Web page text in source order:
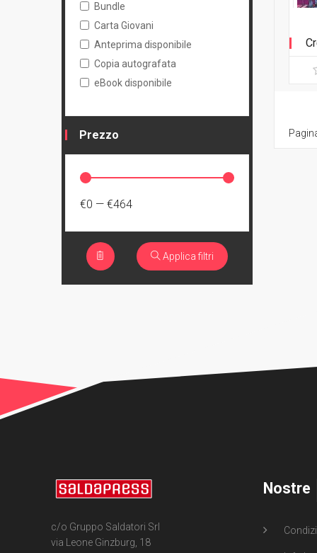
Bundle
Carta Giovani
Anteprima disponibile
Copia autografata
eBook disponibile
Prezzo
€0 — €464
Applica filtri
c/o Gruppo Saldatori Srl
via Leone Ginzburg, 18
Nostre